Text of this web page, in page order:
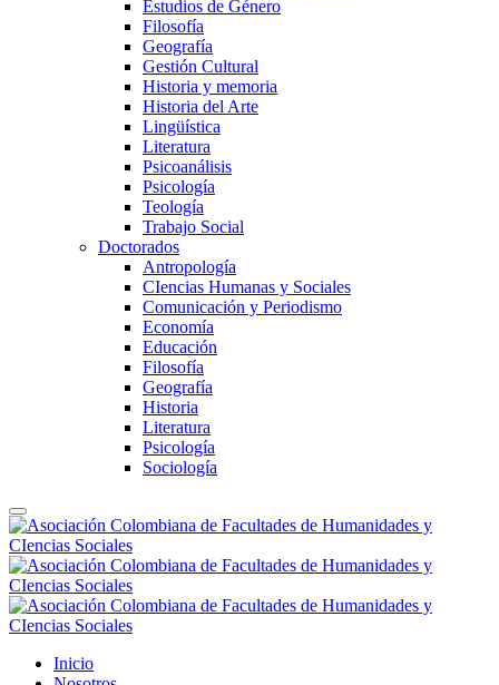
Estudios de Género
Filosofía
Geografía
Gestión Cultural
Historia y memoria
Historia del Arte
Lingüística
Literatura
Psicoanálisis
Psicología
Teología
Trabajo Social
Doctorados
Antropología
CIencias Humanas y Sociales
Comunicación y Periodismo
Economía
Educación
Filosofía
Geografía
Historia
Literatura
Psicología
Sociología
Inicio